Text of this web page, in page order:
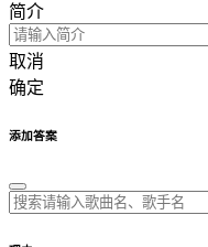
简介
取消
确定
添加答案